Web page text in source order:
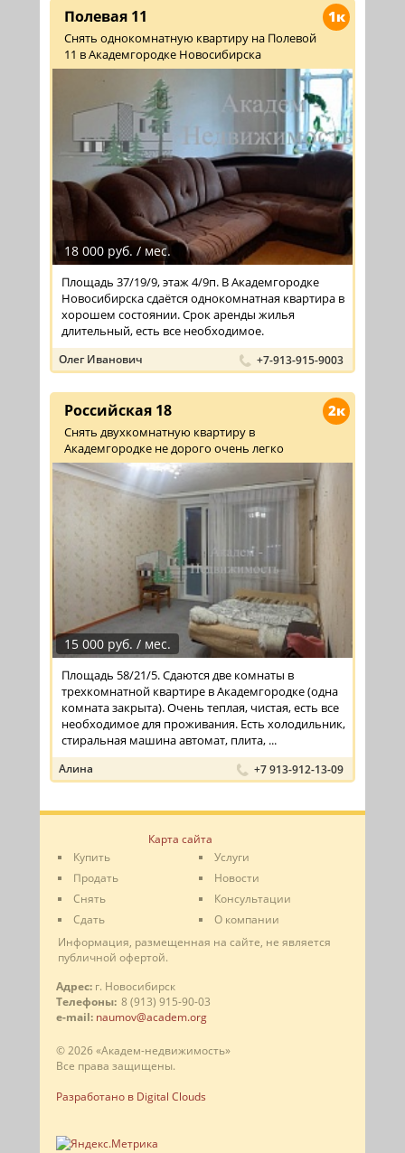
1к
Полевая 11
Снять однокомнатную квартиру на Полевой
11 в Академгородке Новосибирска
18 000 руб. / мес.
Площадь 37/19/9, этаж 4/9п. В Академгородке
Новосибирска сдаётся однокомнатная квартира в
хорошем состоянии. Срок аренды жилья
длительный, есть все необходимое.
Олег Иванович +7-913-915-9003
2к
Российская 18
Снять двухкомнатную квартиру в
Академгородке не дорого очень легко
15 000 руб. / мес.
Площадь 58/21/5. Сдаются две комнаты в
трехкомнатной квартире в Академгородке (одна
комната закрыта). Очень теплая, чистая, есть все
необходимое для проживания. Есть холодильник,
стиральная машина автомат, плита, ...
Алина +7 913-912-13-09
Карта сайта
Купить
Продать
Снять
Сдать
Услуги
Новости
Консультации
О компании
Информация, размещенная на сайте, не является
публичной офертой.
Адрес: г. Новосибирск
Телефоны: 8 (913) 915-90-03
e-mail: naumov@academ.org
© 2026 «Академ-недвижимость»
Все права защищены.
Разработано в Digital Clouds